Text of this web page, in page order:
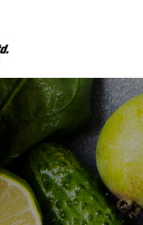
TOP
システム
ートリンクシステム
サービス（BPO）
の生産・調達・販売
ートリンクについて
ッセージ
・経営ビジョン
ートガバナンス
TOP
内
の歩み
ス
ダー
ラリー